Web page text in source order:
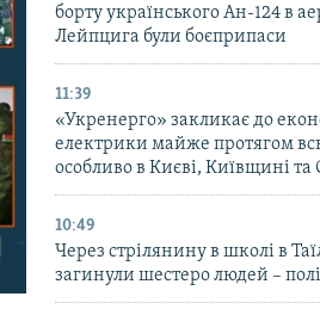
борту українського Ан-124 в
Лейпцига були боєприпаси
11:39
«Укренерго» закликає до
електрики майже протягом
особливо в Києві, Київщині
10:49
Через стрілянину в школі в
загинули шестеро людей –